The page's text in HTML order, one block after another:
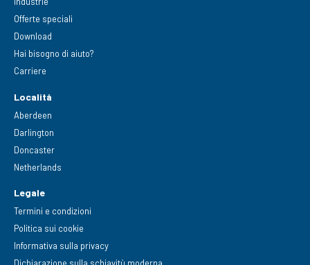
Offerte speciali
Download
Hai bisogno di aiuto?
Carriere
Località
Aberdeen
Darlington
Doncaster
Netherlands
Legale
Termini e condizioni
Politica sui cookie
Informativa sulla privacy
Dichiarazione sulla schiavitù moderna